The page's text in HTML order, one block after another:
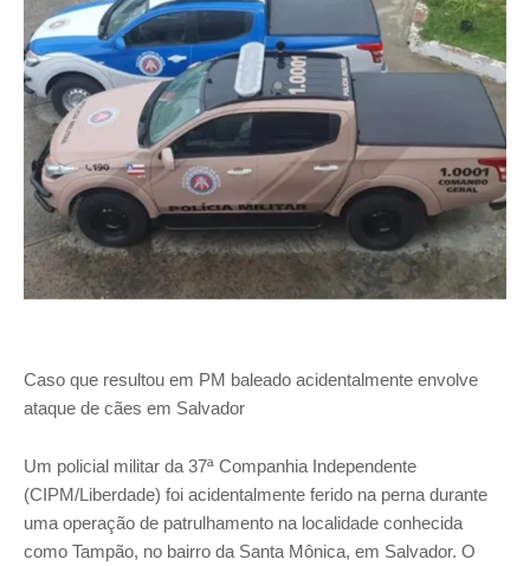
Caso que resultou em PM baleado acidentalmente envolve
ataque de cães em Salvador
Um policial militar da 37ª Companhia Independente
(CIPM/Liberdade) foi acidentalmente ferido na perna durante
uma operação de patrulhamento na localidade conhecida
como Tampão, no bairro da Santa Mônica, em Salvador. O